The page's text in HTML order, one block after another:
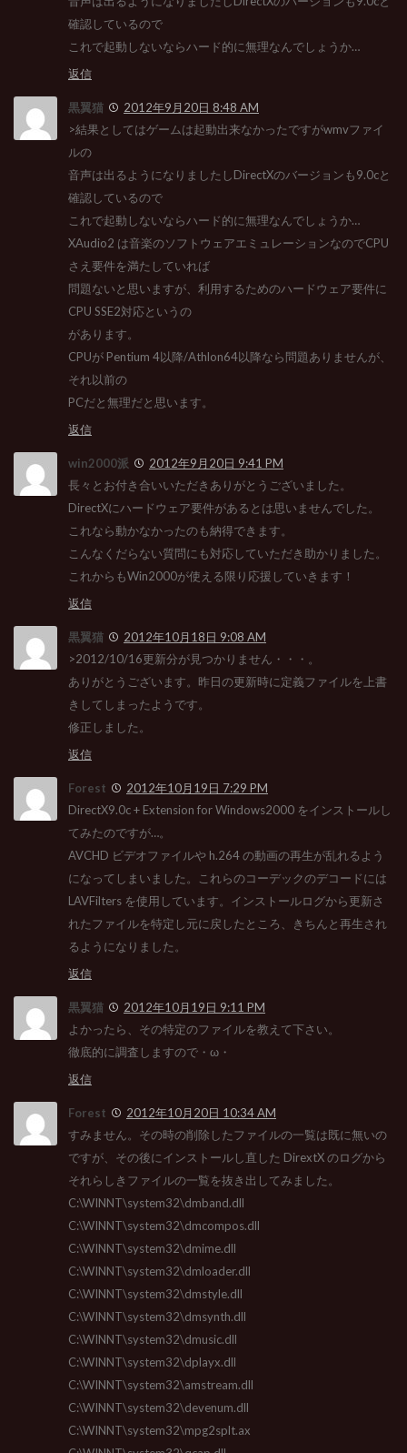
確認しているので
これで起動しないならハード的に無理なんでしょうか…
返信
黒翼猫
2012年9月20日 8:48 AM
>結果としてはゲームは起動出来なかったですがwmvファイ
ルの
音声は出るようになりましたしDirectXのバージョンも9.0cと
確認しているので
これで起動しないならハード的に無理なんでしょうか…
XAudio2 は音楽のソフトウェアエミュレーションなのでCPU
さえ要件を満たしていれば
問題ないと思いますが、利用するためのハードウェア要件に
CPU SSE2対応というの
があります。
CPUが Pentium 4以降/Athlon64以降なら問題ありませんが、
それ以前の
PCだと無理だと思います。
返信
win2000派
2012年9月20日 9:41 PM
長々とお付き合いいただきありがとうございました。
DirectXにハードウェア要件があるとは思いませんでした。
これなら動かなかったのも納得できます。
こんなくだらない質問にも対応していただき助かりました。
これからもWin2000が使える限り応援していきます！
返信
黒翼猫
2012年10月18日 9:08 AM
>2012/10/16更新分が見つかりません・・・。
ありがとうございます。昨日の更新時に定義ファイルを上書
きしてしまったようです。
修正しました。
返信
Forest
2012年10月19日 7:29 PM
DirectX9.0c + Extension for Windows2000 をインストールし
てみたのですが…。
AVCHD ビデオファイルや h.264 の動画の再生が乱れるよう
になってしまいました。これらのコーデックのデコードには
LAVFilters を使用しています。インストールログから更新さ
れたファイルを特定し元に戻したところ、きちんと再生され
るようになりました。
返信
黒翼猫
2012年10月19日 9:11 PM
よかったら、その特定のファイルを教えて下さい。
徹底的に調査しますので・ω・
返信
Forest
2012年10月20日 10:34 AM
すみません。その時の削除したファイルの一覧は既に無いの
ですが、その後にインストールし直した DirextX のログから
それらしきファイルの一覧を抜き出してみました。
C:\WINNT\system32\dmband.dll
C:\WINNT\system32\dmcompos.dll
C:\WINNT\system32\dmime.dll
C:\WINNT\system32\dmloader.dll
C:\WINNT\system32\dmstyle.dll
C:\WINNT\system32\dmsynth.dll
C:\WINNT\system32\dmusic.dll
C:\WINNT\system32\dplayx.dll
C:\WINNT\system32\amstream.dll
C:\WINNT\system32\devenum.dll
C:\WINNT\system32\mpg2splt.ax